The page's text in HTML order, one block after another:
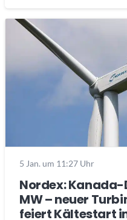
5 Jan. um 11:27 Uhr
Nordex: Kanada-
MW – neuer
feiert Kältestart